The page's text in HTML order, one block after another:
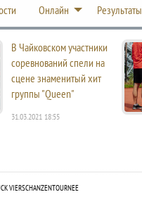
Онлайн Результаты
В Чайковском участники
соревнований спели на
сцене знаменитый хит
группы "Queen"
31.03.2021 18:55
VIERSCHANZENTOURNEE